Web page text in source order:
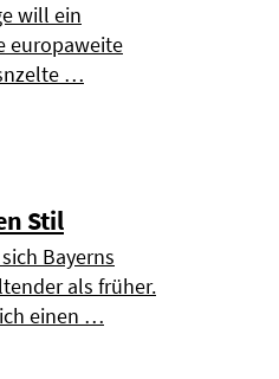
will ein
europaweite
…
Stil
Bayerns
als früher.
einen …